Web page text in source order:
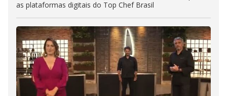
as plataformas digitais do Top Chef Brasil